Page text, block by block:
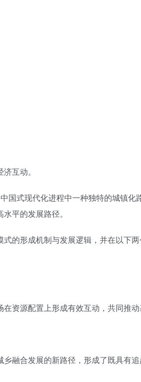
互动。
国式现代化进程中一种独特的城镇
平的发展路径。
的形成机制与发展逻辑，并在以下
资源配置上形成有效互动，共同推动
融合发展的新路径，形成了既具有